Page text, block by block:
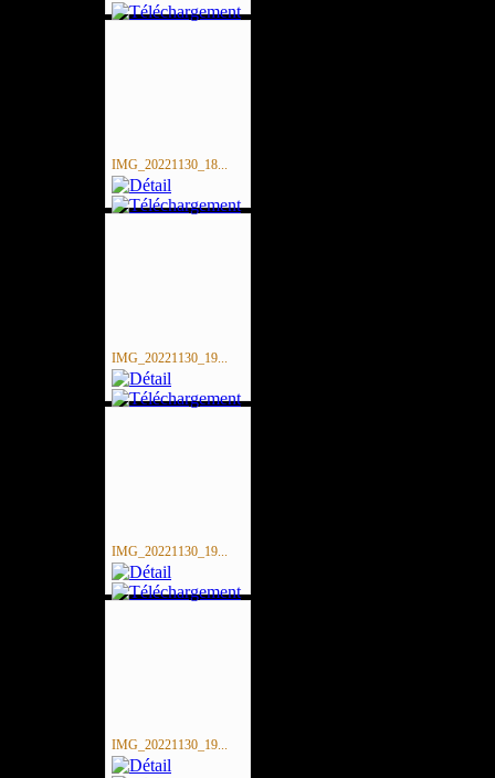
IMG_20221130_18...
IMG_20221130_19...
IMG_20221130_19...
IMG_20221130_19...